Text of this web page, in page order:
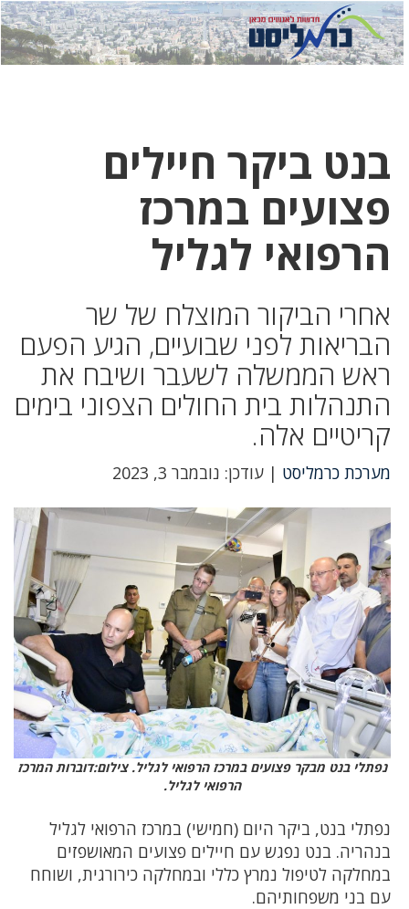
לחץ
כאן
לחץ
כדי
בנט ביקר חיילים
פצועים במרכז
הרפואי לגליל
אחרי הביקור המוצלח של שר
הבריאות לפני שבועיים, הגיע הפעם
ראש הממשלה לשעבר ושיבח את
התנהלות בית החולים הצפוני בימים
קריטיים אלה.
מערכת כרמליסט | עודכן: נובמבר 3, 2023
נפתלי בנט מבקר פצועים במרכז הרפואי לגליל. צילום:דוברות המרכז
הרפואי לגליל.
נפתלי בנט, ביקר היום (חמישי) במרכז הרפואי לגליל
בנהריה. בנט נפגש עם חיילים פצועים המאושפזים
במחלקה לטיפול נמרץ כללי ובמחלקה כירורגית, ושוחח
עם בני משפחותיהם.